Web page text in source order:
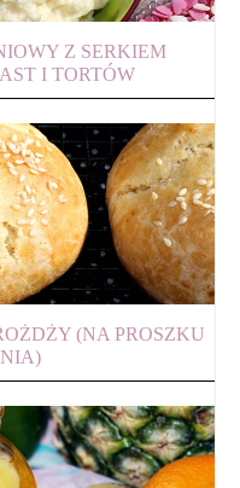
Z SERKIEM
I TORTÓW
(NA PROSZKU